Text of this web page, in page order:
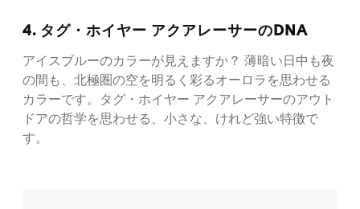
4. タグ・ホイヤー アクアレーサーのDNA
アイスブルーのカラーが見えますか？ 薄暗い日中も夜
の間も、北極圏の空を明るく彩るオーロラを思わせる
カラーです。タグ・ホイヤー アクアレーサーのアウト
ドアの哲学を思わせる、小さな、けれど強い特徴で
す。